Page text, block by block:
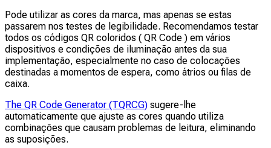
Pode utilizar as cores da marca, mas apenas se estas
passarem nos testes de legibilidade. Recomendamos testar
todos os códigos QR coloridos ( QR Code ) em vários
dispositivos e condições de iluminação antes da sua
implementação, especialmente no caso de colocações
destinadas a momentos de espera, como átrios ou filas de
caixa.
The QR Code Generator (TQRCG) sugere-lhe
automaticamente que ajuste as cores quando utiliza
combinações que causam problemas de leitura, eliminando
as suposições.